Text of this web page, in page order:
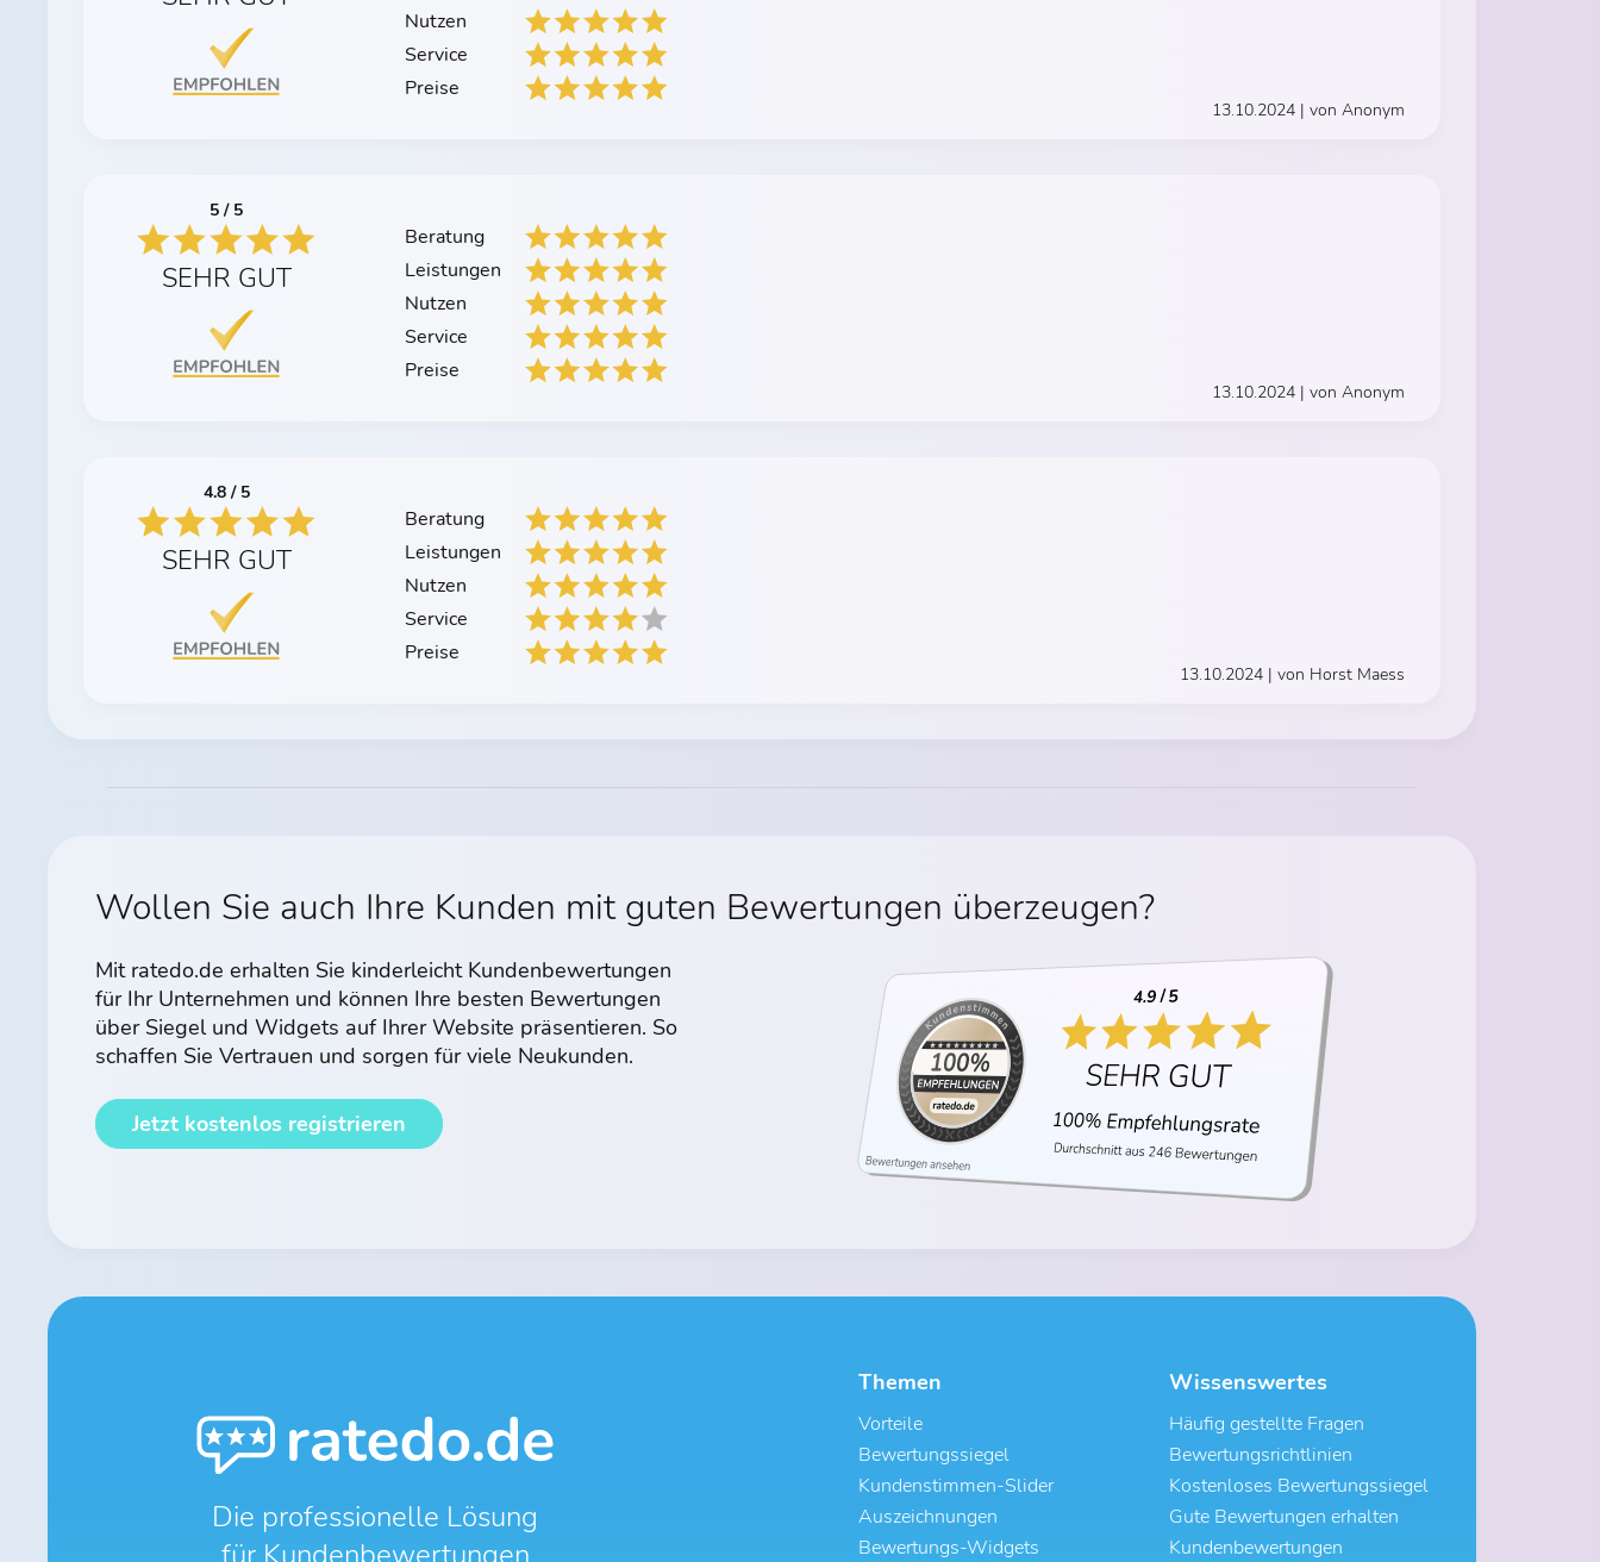
Nutzen
Service
Preise
13.10.2024 | von Anonym
5 / 5
SEHR GUT
Beratung
Leistungen
Nutzen
Service
Preise
13.10.2024 | von Anonym
4.8 / 5
SEHR GUT
Beratung
Leistungen
Nutzen
Service
Preise
13.10.2024 | von Horst Maess
Wollen Sie auch Ihre Kunden mit guten Bewertungen überzeugen?
Mit ratedo.de erhalten Sie kinderleicht Kundenbewertungen
für Ihr Unternehmen und können Ihre besten Bewertungen
über Siegel und Widgets auf Ihrer Website präsentieren. So
schaffen Sie Vertrauen und sorgen für viele Neukunden.
Jetzt kostenlos registrieren
Die professionelle Lösung
Themen
Vorteile
Bewertungssiegel
Kundenstimmen-Slider
Auszeichnungen
Bewertungs-Widgets
Wissenswertes
Häufig gestellte Fragen
Bewertungsrichtlinien
Kostenloses Bewertungssiegel
Gute Bewertungen erhalten
Kundenbewertungen